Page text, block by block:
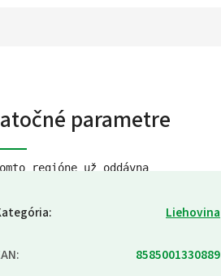
regióne už oddávna
procesu borievkového
vyvážený podiel
vôňu. Názov liehoviny
udeleným v Lisabone.
parametre
: Liehovina
: 8585001330889